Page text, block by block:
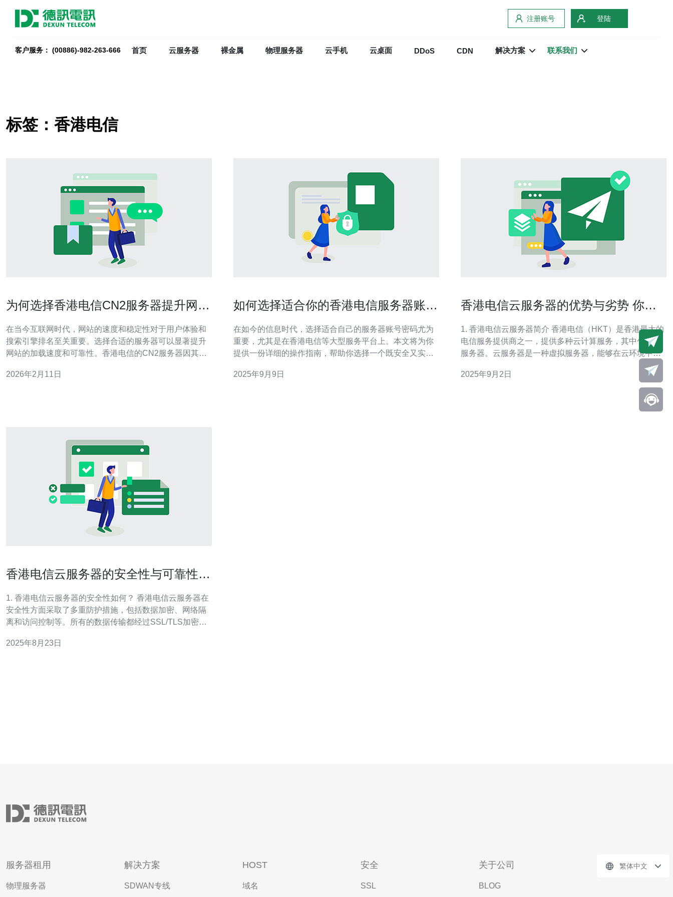
注册账号 登陆
客户服务： (00886)-982-263-666 首页 云服务器 裸金属 物理服务器 云手机 云桌面 DDoS CDN 解决方案 联系我们
标签：香港电信
为何选择香港电信CN2服务器提升网站
在当今互联网时代，网站的速度和稳定性对于用户体验和
搜索引擎排名至关重要。选择合适的服务器可以显著提升
网站的加载速度和可靠性。香港电信的CN2服务器因其卓
选。本文将详细分析选择香港电信CN2服务器的原因和优
2026年2月11日
如何选择适合你的香港电信服务器账号
在如今的信息时代，选择适合自己的服务器账号密码尤为
重要，尤其是在香港电信等大型服务平台上。本文将为你
提供一份详细的操作指南，帮助你选择一个既安全又实用
前，首先需要明确你的需求。你是想要搭建网站、进行数
2025年9月9日
香港电信云服务器的优势与劣势 你需
1. 香港电信云服务器简介 香港电信（HKT）是香港最大的
电信服务提供商之一，提供多种云计算服务，其中包括云
服务器。云服务器是一种虚拟服务器，能够在云环境中提
供计算、存储和网络资源。通过使用云服务器，用户可以
享受高可用性、灵活性和可扩展性。 2. 优势分析 香港电信
2025年9月2日
香港电信云服务器的安全性与可靠性研
1. 香港电信云服务器的安全性如何？ 香港电信云服务器在
安全性方面采取了多重防护措施，包括数据加密、网络隔
离和访问控制等。所有的数据传输都经过SSL/TLS加密，
级防火墙和入侵检测系统，实时监控网络流量，防止恶意
2025年8月23日
服务器租用
物理服务器
解决方案
SDWAN专线
HOST
域名
安全
SSL
关于公司
BLOG
繁体中文